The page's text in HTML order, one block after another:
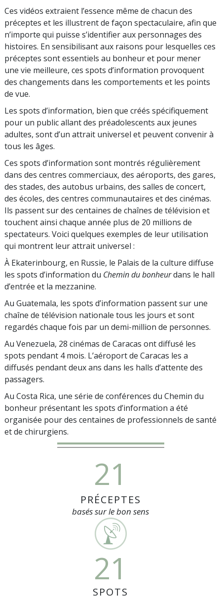
Ces vidéos extraient l’essence même de chacun des
préceptes et les illustrent de façon spectaculaire, afin que
n’importe qui puisse s’identifier aux personnages des
histoires. En sensibilisant aux raisons pour lesquelles ces
préceptes sont essentiels au bonheur et pour mener
une vie meilleure, ces spots d’information provoquent
des changements dans les comportements et les points
de vue.
Les spots d’information, bien que créés spécifiquement
pour un public allant des préadolescents aux jeunes
adultes, sont d’un attrait universel et peuvent convenir à
tous les âges.
Ces spots d’information sont montrés régulièrement
dans des centres commerciaux, des aéroports, des gares,
des stades, des autobus urbains, des salles de concert,
des écoles, des centres communautaires et des cinémas.
Ils passent sur des centaines de chaînes de télévision et
touchent ainsi chaque année plus de 20 millions de
spectateurs. Voici quelques exemples de leur utilisation
qui montrent leur attrait universel :
À Ekaterinbourg, en Russie, le Palais de la culture diffuse
les spots d’information du Chemin du bonheurdans le hall
d’entrée et la mezzanine.
Au Guatemala, les spots d’information passent sur une
chaîne de télévision nationale tous les jours et sont
regardés chaque fois par un demi-million de personnes.
Au Venezuela, 28 cinémas de Caracas ont diffusé les
spots pendant 4 mois. L’aéroport de Caracas les a
diffusés pendant deux ans dans les halls d’attente des
passagers.
Au Costa Rica, une série de conférences du Chemin du
bonheur présentant les spots d’information a été
organisée pour des centaines de professionnels de santé
et de chirurgiens.
21
PRÉCEPTES
basés sur le bon sens
21
SPOTS